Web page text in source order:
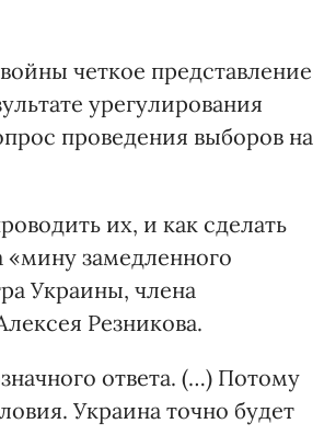
четкое представление
урегулирования
проведения выборов на
их, и как сделать
«мину замедленного
Украины, члена
Резникова.
ответа. (…) Потому
Украина точно будет